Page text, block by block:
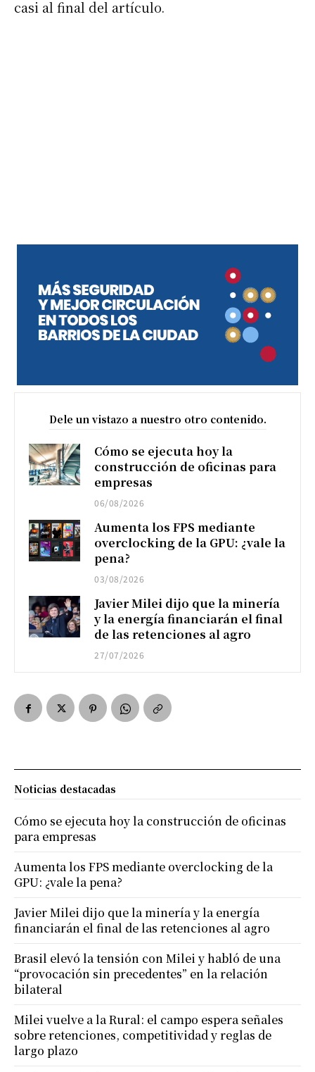
casi al final del artículo.
Dele un vistazo a nuestro otro contenido.
Cómo se ejecuta hoy la
construcción de oficinas para
empresas
06/08/2026
Aumenta los FPS mediante
overclocking de la GPU: ¿vale la
pena?
03/08/2026
Javier Milei dijo que la minería
y la energía financiarán el final
de las retenciones al agro
27/07/2026
Noticias destacadas
Cómo se ejecuta hoy la construcción de oficinas
para empresas
Aumenta los FPS mediante overclocking de la
GPU: ¿vale la pena?
Javier Milei dijo que la minería y la energía
financiarán el final de las retenciones al agro
Brasil elevó la tensión con Milei y habló de una
“provocación sin precedentes” en la relación
bilateral
Milei vuelve a la Rural: el campo espera señales
sobre retenciones, competitividad y reglas de
largo plazo